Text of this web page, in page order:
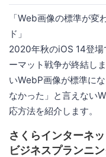
「Web画像の標準が
ド」
2020年秋のiOS 14登場
ーマット戦争が終結し
いWebP画像が標準に
なかった」と言えない
応方法を紹介します。
さくらインターネ
ビジネスプランニ